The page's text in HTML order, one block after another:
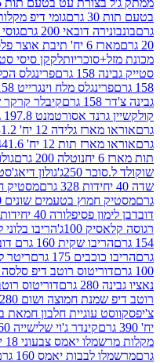
עט בטעם תות 15 גרם
200 גרם
גוסי ג'ל בקבוק חמוץ
פלסטיק
קינדר
לקקן סיסי סטיקס פינגווין תות
פרינגלס הכל בייגל 158 גרם
מלח וינגרייט 158 גרם
פרינגלס
קיבלר קרקר שמינייה קלאב
197.8 גרם
12 יח' 331.2 גרם
12 יח' 441.6 גרם
ממתק
נוטלה 200 גרם
גולון טווינס ללא
250ג'
גולון דיאג'סטיב מוזלי 365ג'
בטעמים שונים 40 יחידות 328 גרם
40 יחידות 328 גרם
הריבו בלוני לבבות 140 גרם
160 גרם דובי צבעוני
175 גרם
ריטר לבן סמרטיס 100 גרם
רוטב דיפ סלסה חריף עדין 300 גרם
דוריטוס רוטב דיפ סלסה חריף
חמוצה ושום 280 גרם
קווסט
עוגיית חלבון חמאת בוטנים
קינדר ג'וי שלישייה 60 גרם
מרשמלו 150 גר –
צבעוני 18 יח' 270 גרם
יאמס 160 גרם